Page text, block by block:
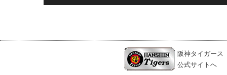
阪神タイガース
公式サイトへ